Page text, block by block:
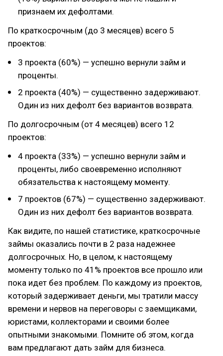
признаем их дефолтами.
По краткосрочным (до 3 месяцев) всего 5
проектов:
3 проекта (60%) — успешно вернули займ и
проценты.
2 проекта (40%) — существенно задерживают.
Один из них дефолт без вариантов возврата.
По долгосрочным (от 4 месяцев) всего 12
проектов:
4 проекта (33%) — успешно вернули займ и
проценты, либо своевременно исполняют
обязательства к настоящему моменту.
7 проектов (67%) — существенно задерживают.
Один из них дефолт без вариантов возврата.
Как видите, по нашей статистике, краткосрочные
займы оказались почти в 2 раза надежнее
долгосрочных. Но, в целом, к настоящему
моменту только по 41% проектов все прошло или
пока идет без проблем. По каждому из проектов,
который задерживает деньги, мы тратили массу
времени и нервов на переговоры с заемщиками,
юристами, коллекторами и своими более
опытными знакомыми. Помните об этом, когда
вам предлагают дать займ для бизнеса.